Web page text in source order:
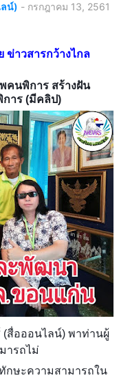
น์) - กรกฎาคม 13, 2561
ข่าวสารกว้างไกล
คนพิการ สร้างฝัน
การ (มีคลิป)
สื่อออนไลน์) พาท่านผู้
ารถไม่
กษะความสามารถใน